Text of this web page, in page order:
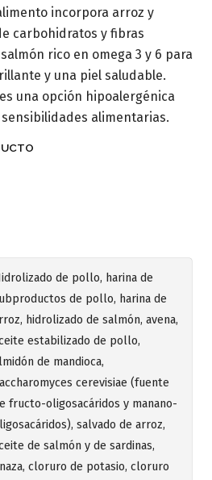
incorpora arroz y
carbohidratos y fibras
rico en omega 3 y 6 para
y una piel saludable.
una opción hipoalergénica
alimentarias.
de pollo, harina de
de pollo, harina de
hidrolizado de salmón, avena,
estabilizado de pollo,
de mandioca,
cerevisiae (fuente
fructo-oligosacáridos y manano-
salvado de arroz,
de salmón y de sardinas,
cloruro de potasio, cloruro